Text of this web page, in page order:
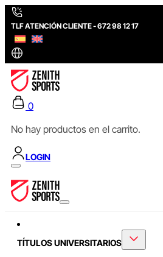
TLF ATENCIÓN CLIENTE - 672 98 12 17
0
No hay productos en el carrito.
LOGIN
TÍTULOS UNIVERSITARIOS